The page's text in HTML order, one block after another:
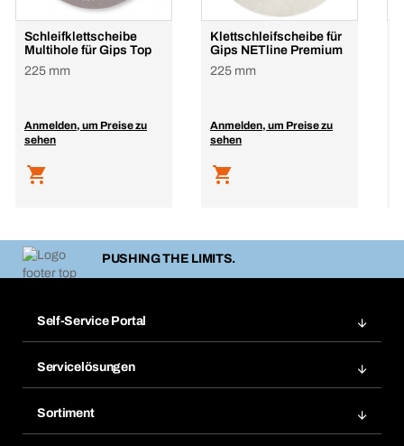
Schleifklettscheibe
Multihole für Gips Top
225 mm
Anmelden, um Preise zu
sehen
Klettschleifscheibe für
Gips NETline Premium
225 mm
Anmelden, um Preise zu
sehen
PUSHING THE LIMITS.
Self-Service Portal
Merklisten
Nachbestellung
Servicelösungen
Sortiment